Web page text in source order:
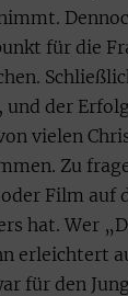
für die
und der
vielen
Zu
Film auf
hat. Wer
erleichtert
für den